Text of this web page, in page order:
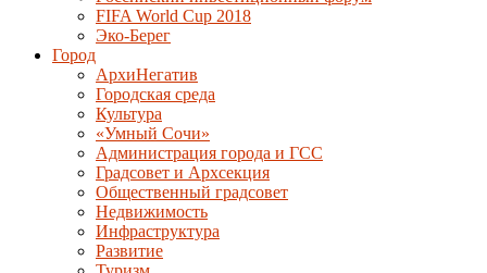
FIFA World Cup 2018
Эко-Берег
Город
АрхиНегатив
Городская среда
Культура
«Умный Сочи»
Администрация города и ГСС
Градсовет и Архсекция
Общественный градсовет
Недвижимость
Инфраструктура
Развитие